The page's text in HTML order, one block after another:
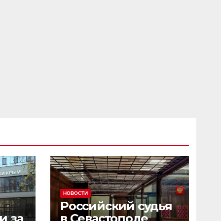
за
НОВОСТИ
Российский судья
в Севастополе